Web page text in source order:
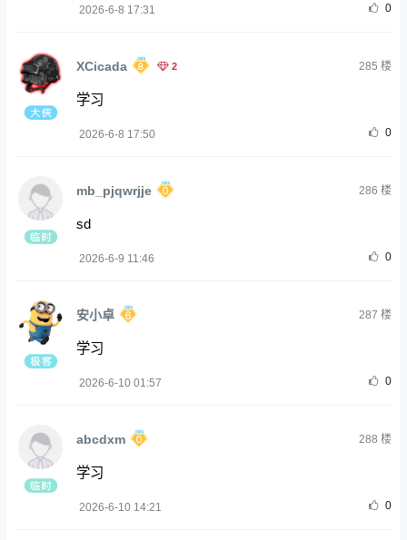
2026-6-8 17:31 0
XCicada 2 285 楼
学习
2026-6-8 17:50 0
mb_pjqwrjje 286 楼
sd
2026-6-9 11:46 0
安小卓 287 楼
学习
2026-6-10 01:57 0
abcdxm 288 楼
学习
2026-6-10 14:21 0